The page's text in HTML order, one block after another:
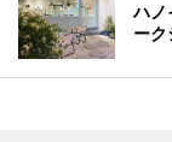
ハ
ーク